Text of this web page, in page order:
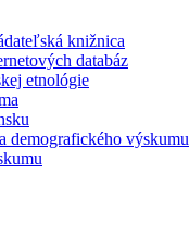
knižnica
databáz
etnológie
demografického výskumu